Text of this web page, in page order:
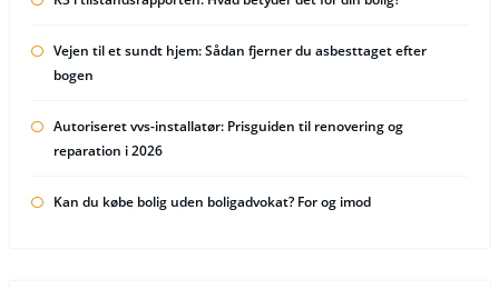
Vejen til et sundt hjem: Sådan fjerner du asbesttaget efter
bogen
Autoriseret vvs-installatør: Prisguiden til renovering og
reparation i 2026
Kan du købe bolig uden boligadvokat? For og imod